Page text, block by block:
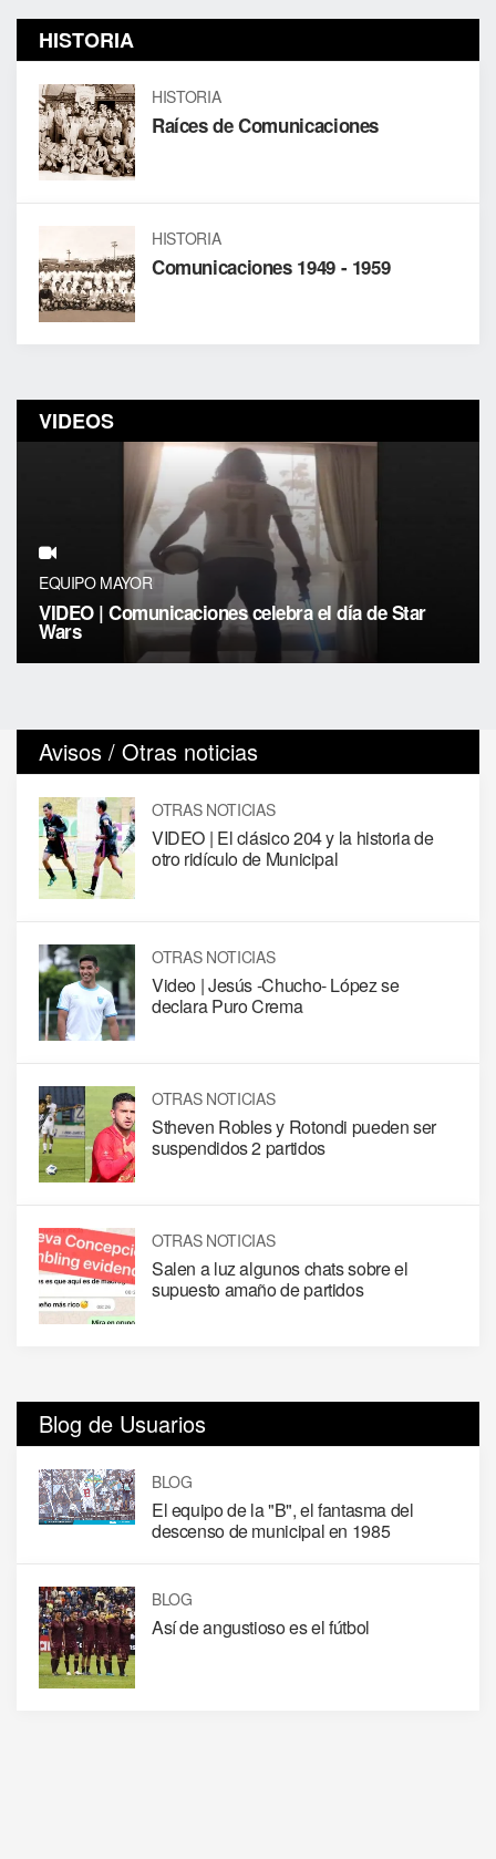
HISTORIA
HISTORIA
Raíces de Comunicaciones
HISTORIA
Comunicaciones 1949 - 1959
VIDEOS
EQUIPO MAYOR
VIDEO | Comunicaciones celebra el día de Star
Wars
Avisos / Otras noticias
OTRAS NOTICIAS
VIDEO | El clásico 204 y la historia de
otro ridículo de Municipal
OTRAS NOTICIAS
Video | Jesús -Chucho- López se
declara Puro Crema
OTRAS NOTICIAS
Stheven Robles y Rotondi pueden ser
suspendidos 2 partidos
OTRAS NOTICIAS
Salen a luz algunos chats sobre el
supuesto amaño de partidos
Blog de Usuarios
BLOG
El equipo de la "B", el fantasma del
descenso de municipal en 1985
BLOG
Así de angustioso es el fútbol